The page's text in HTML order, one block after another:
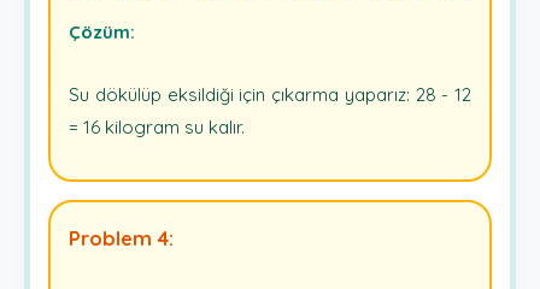
Çözüm:
Su dökülüp eksildiği için çıkarma yaparız: 28 - 12
= 16 kilogram su kalır.
Problem 4: